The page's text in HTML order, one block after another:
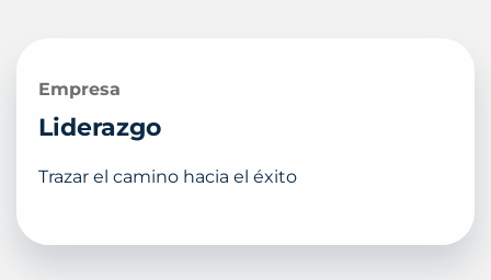
Empresa
Liderazgo
Trazar el camino hacia el éxito